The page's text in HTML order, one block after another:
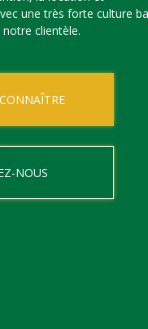
une très forte culture
clientèle.
NOUS